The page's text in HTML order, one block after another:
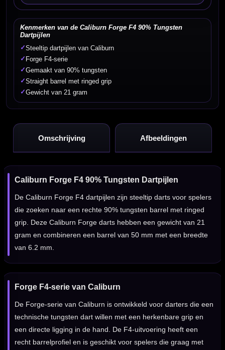
Kenmerken van de Caliburn Forge F4 90% Tungsten
Dartpijlen
✓Steeltip dartpijlen van Caliburn
✓ Forge F4-serie
✓Gemaakt van 90% tungsten
✓Straight barrel met ringed grip
✓Gewicht van 21 gram
Omschrijving Afbeeldingen
Caliburn Forge F4 90% Tungsten Dartpijlen
De Caliburn Forge F4 dartpijlen zijn steeltip darts voor spelers
die zoeken naar een rechte 90% tungsten barrel met ringed
grip. Deze Caliburn Forge darts hebben een gewicht van 21
gram en combineren een barrel van 50 mm met een breedte
van 6.2 mm.
Forge F4-serie van Caliburn
De Forge-serie van Caliburn is ontwikkeld voor darters die een
technische tungsten dart willen met een herkenbare grip en
een directe ligging in de hand. De F4-uitvoering heeft een
recht barrelprofiel en is geschikt voor spelers die graag met